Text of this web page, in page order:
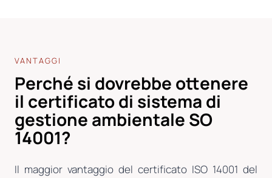
VANTAGGI
Perché si dovrebbe ottenere
il certificato di sistema di
gestione ambientale SO
14001?
Il maggior vantaggio del certificato ISO 14001 del